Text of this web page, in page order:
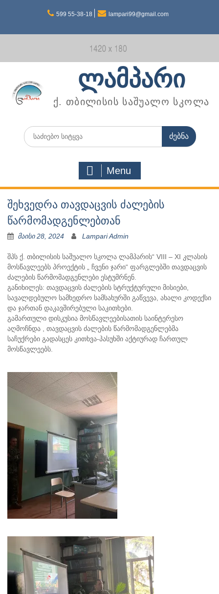
599 55-38-18 lampari99@gmail.com
ლამპარი
ქ. თბილისის საშუალო სკოლა
Search
for:
Menu
შეხვედრა თავდაცვის ძალების
წარმომადგენლებთან
მაისი 28, 2024 Lampari Admin
შპს ქ. თბილისის საშუალო სკოლა ლამპარის“ VIII – XI კლასის
მოსწავლეებს პროექტის „ ჩვენი ჯარი“ ფარგლებში თავდაცვის
ძალების წარმომადგენლები ესტუმრნენ.
განიხილეს: თავდაცვის ძალების სტრუქტურული მისიები,
სავალდებულო სამხედრო სამსახურში გაწვევა, ახალი კოდექსი
და ჯართან დაკავშირებული საკითხები.
გამართული დისკუსია მოსწავლეებისათის საინტერესო
აღმოჩნდა , თავდაცვის ძალების წარმომადგენლებმა
საჩუქრები გადასცეს კითხვა-პასუხში აქტიურად ჩართულ
მოსწავლეებს.